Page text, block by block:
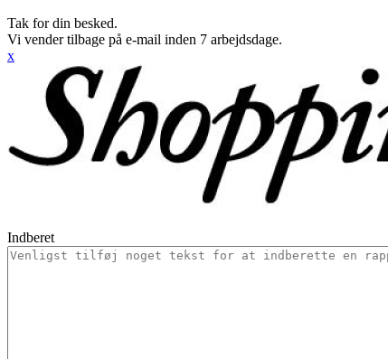
Tak for din besked.
Vi vender tilbage på e-mail inden 7 arbejdsdage.
x
Indberet